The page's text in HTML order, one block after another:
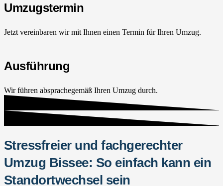
Umzugstermin
Jetzt vereinbaren wir mit Ihnen einen Termin für Ihren Umzug.
Ausführung
Wir führen absprachegemäß Ihren Umzug durch.
Stressfreier und fachgerechter
Umzug Bissee: So einfach kann ein
Standortwechsel sein